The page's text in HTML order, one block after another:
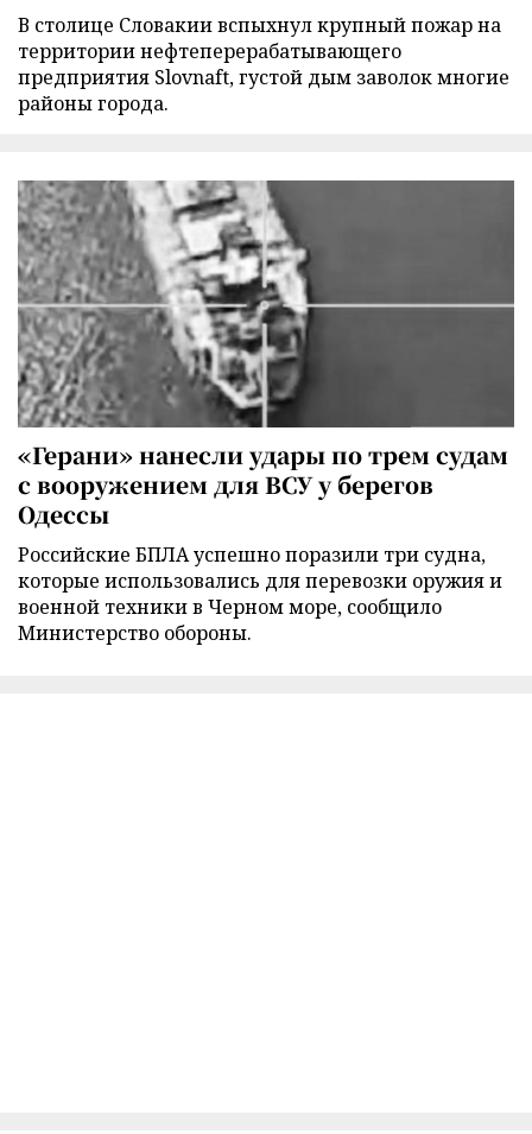
В столице Словакии вспыхнул крупный пожар на
территории нефтеперерабатывающего
предприятия Slovnaft, густой дым заволок многие
районы города.
«Герани» нанесли удары по трем судам
с вооружением для ВСУ у берегов
Одессы
Российские БПЛА успешно поразили три судна,
которые использовались для перевозки оружия и
военной техники в Черном море, сообщило
Министерство обороны.